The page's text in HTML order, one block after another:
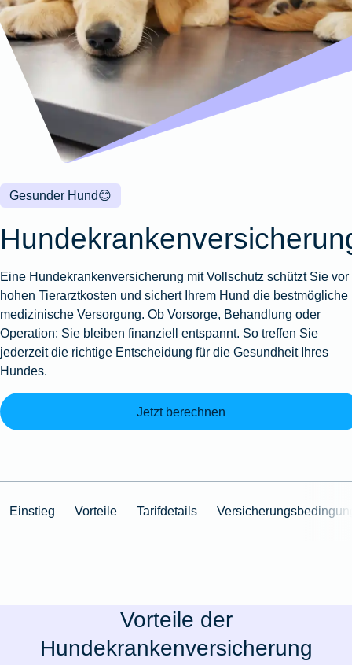
Wohnungsschutzbrief
Zur
Produktübersicht
Gewässerschadenhaftpflicht
Produktübersicht
Zur
Produktübersicht
Reisehaftpflichtversicherung
Reiserücktrittsversicherung
Produktübersicht
Zur
Produktübersicht
Zur
Produktübersicht
Zur
Produktübersicht
Montageversicherung
Produktübersicht
Gruppenunfall für
Betriebe
Vereine
Zur
Kunstversicherung
Ausstellungsversicherung
Valorenversicherung
Oldtimersammlungsversicherung
Zur
Produktübersicht
😊
Gesunder Hund
Eine Hundekrankenversicherung mit Vollschutz schützt Sie vor
hohen Tierarztkosten und sichert Ihrem Hund die bestmögliche
medizinische Versorgung. Ob Vorsorge, Behandlung oder
Operation: Sie bleiben finanziell entspannt. So treffen Sie
jederzeit die richtige Entscheidung für die Gesundheit Ihres
Hundes.
Jetzt berechnen
Einstieg Vorteile Tarifdetails
Vorteile der
Hundekrankenversicherung